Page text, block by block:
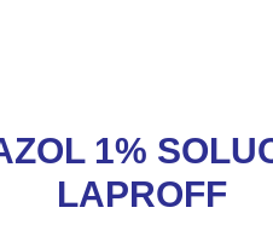
1%
LAPROFF